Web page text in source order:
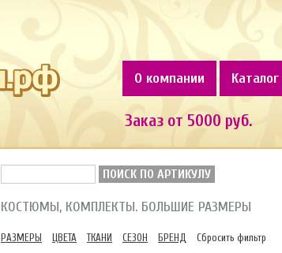
О компании Каталог
Заказ от 5000 руб.
ПОИСК ПО АРТИКУЛУ
КОСТЮМЫ, КОМПЛЕКТЫ. БОЛЬШИЕ РАЗМЕРЫ
РАЗМЕРЫ ЦВЕТА ТКАНИ СЕЗОН БРЕНД Сбросить фильтр